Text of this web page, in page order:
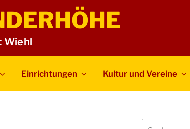
Wiehl
Einrichtungen Kultur und Vereine